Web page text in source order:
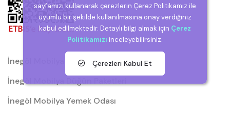
İnegöl Mobilya
İnegöl Mobilya Düğün Paketleri
İnegöl Mobilya Yemek Odası
sayfamızı kullanarak çerezlerin Çerez Politikamız ile
uyumlu bir şekilde kullanılmasına onay verdiğiniz
kabul edilmektedir. Detaylı bilgi almak için Çerez
Politikamızı inceleyebilirsiniz.
Çerezleri Kabul Et